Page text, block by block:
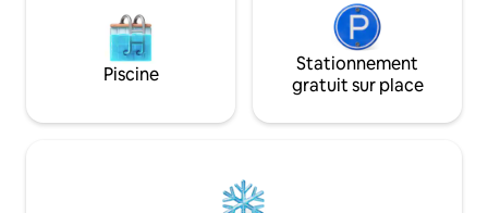
Piscine
Stationnement
gratuit sur place